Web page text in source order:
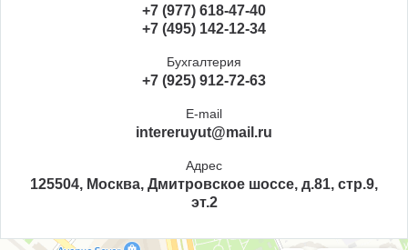
+7 (977) 618-47-40
+7 (495) 142-12-34
Бухгалтерия
+7 (925) 912-72-63
E-mail
intereruyut@mail.ru
Адрес
125504, Москва, Дмитровское шоссе, д.81, стр.9,
эт.2